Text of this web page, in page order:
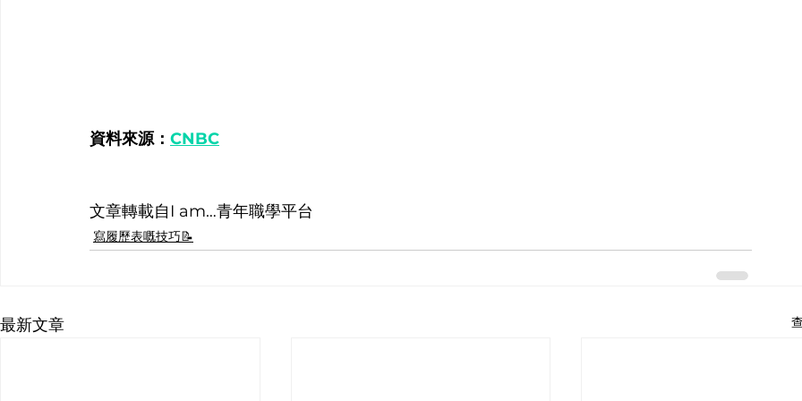
資料來源： CNBC
文章轉載自I am…青年職學平台
寫履歷表嘅技巧📝
最新文章